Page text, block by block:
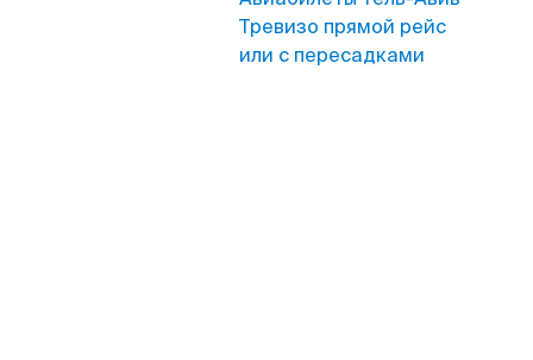
Тревизо прямой рейс
или с пересадками